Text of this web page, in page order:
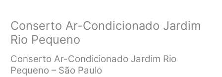
Conserto Ar-Condicionado Jardim
Rio Pequeno
Conserto Ar-Condicionado Jardim Rio
Pequeno – São Paulo